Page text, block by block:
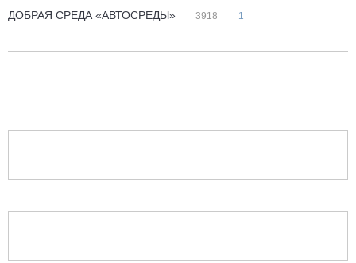
ДОБРАЯ СРЕДА «АВТОСРЕДЫ»
3918 1